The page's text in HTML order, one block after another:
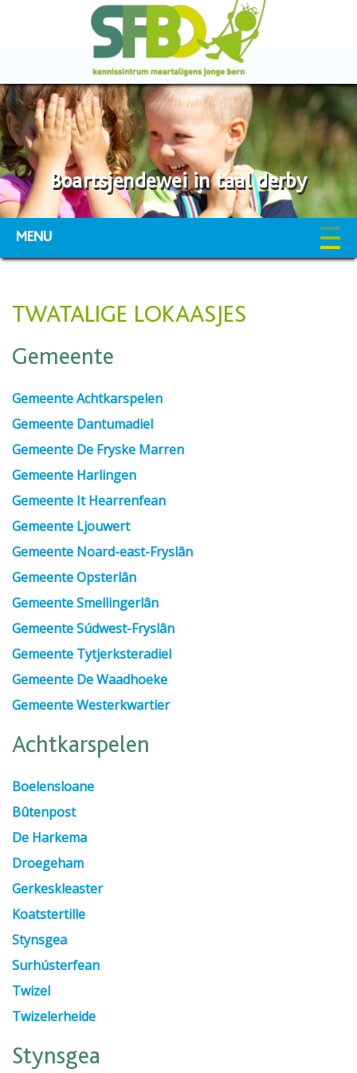
Boartsjendewei in taal derby
MENU
TWATALIGE LOKAASJES
Gemeente
Gemeente Achtkarspelen
Gemeente Dantumadiel
Gemeente De Fryske Marren
Gemeente Harlingen
Gemeente It Hearrenfean
Gemeente Ljouwert
Gemeente Noard-east-Fryslân
Gemeente Opsterlân
Gemeente Smellingerlân
Gemeente Súdwest-Fryslân
Gemeente Tytjerksteradiel
Gemeente De Waadhoeke
Gemeente Westerkwartier
Achtkarspelen
Boelensloane
Bûtenpost
De Harkema
Droegeham
Gerkeskleaster
Koatstertille
Stynsgea
Surhústerfean
Twizel
Twizelerheide
Stynsgea